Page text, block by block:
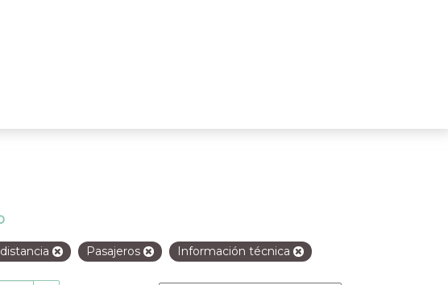
Pasajeros Información técnica